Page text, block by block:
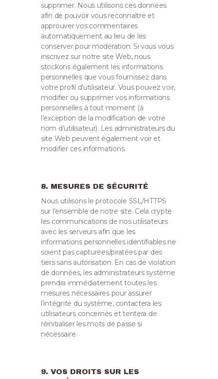
supprimer. Nous utilisons ces données
afin de pouvoir vous reconnaître et
approuver vos commentaires
automatiquement au lieu de les
conserver pour modération. Si vous vous
inscrivez sur notre site Web, nous
stockons également les informations
personnelles que vous fournissez dans
votre profil d’utilisateur. Vous pouvez voir,
modifier ou supprimer vos informations
personnelles à tout moment (à
l’exception de la modification de votre
nom d’utilisateur). Les administrateurs du
site Web peuvent également voir et
modifier ces informations.
8. MESURES DE SÉCURITÉ
Nous utilisons le protocole SSL/HTTPS
sur l’ensemble de notre site. Cela crypte
les communications de nos utilisateurs
avec les serveurs afin que les
informations personnelles identifiables ne
soient pas capturées/piratées par des
tiers sans autorisation. En cas de violation
de données, les administrateurs système
prendra immédiatement toutes les
mesures nécessaires pour assurer
l’intégrité du système, contactera les
utilisateurs concernés et tentera de
réinitialiser les mots de passe si
nécessaire.
9. VOS DROITS SUR LES